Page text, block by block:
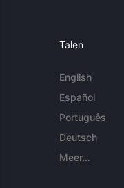
Talen
English
Español
Português
Deutsch
Meer...